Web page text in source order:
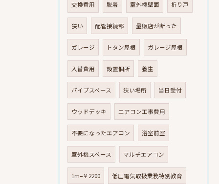
交換費用 脱着 室外機壁面 折り戸
狭い 配管接続部 量販店が断った
ガレージ トタン屋根 ガレージ屋根
入替費用 設置個所 養生
パイプスペース 狭い場所 当日受付
ウッドデッキ エアコン工事費用
不要になったエアコン 浴室前室
室外機スペース マルチエアコン
1m=￥2200 低圧電気取扱業務特別教育